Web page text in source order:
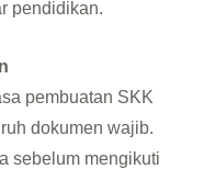
pendidikan.
pembuatan SKK
dokumen wajib.
sebelum mengikuti